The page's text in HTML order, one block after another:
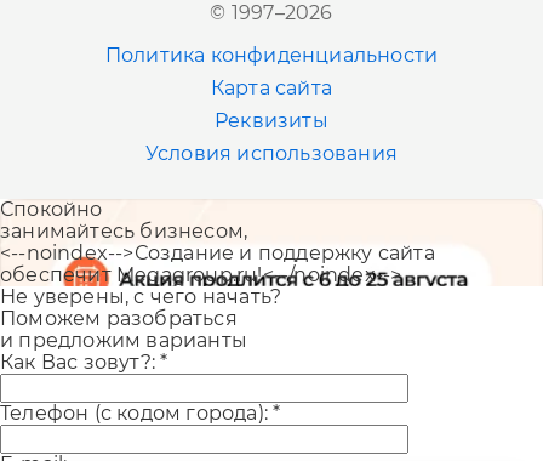
© 1997–2026
Политика конфиденциальности
Карта сайта
Реквизиты
Условия использования
+7 (383) 207-80-51
+7 (843) 202-41-47
+7 (343) 226-06-71
Спокойно
занимайтесь бизнесом,
<--noindex-->Создание и поддержку сайта
обеспечит Megagroup.ru!<--/noindex-->
Не уверены, с чего начать?
Поможем разобраться
и предложим варианты
Как Вас зовут?:*
Телефон (с кодом города):*